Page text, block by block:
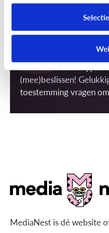
Terecht stel je de
foto’s kunnen op het
bezit? En waarvoor
worden? Daar wil jij als
(mee)beslissen!
toestemming vragen
maken én gebruiken.
MediaNest is dé website